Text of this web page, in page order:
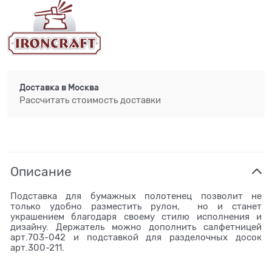
Доставка в Москва
Рассчитать стоимость доставки
Описание
Подставка для бумажных полотенец позволит не
только удобно разместить рулон, но и станет
украшением благодаря своему стилю исполнения и
дизайну. Держатель можно дополнить салфетницей
арт.703-042 и подставкой для разделочных досок
арт.300-211.